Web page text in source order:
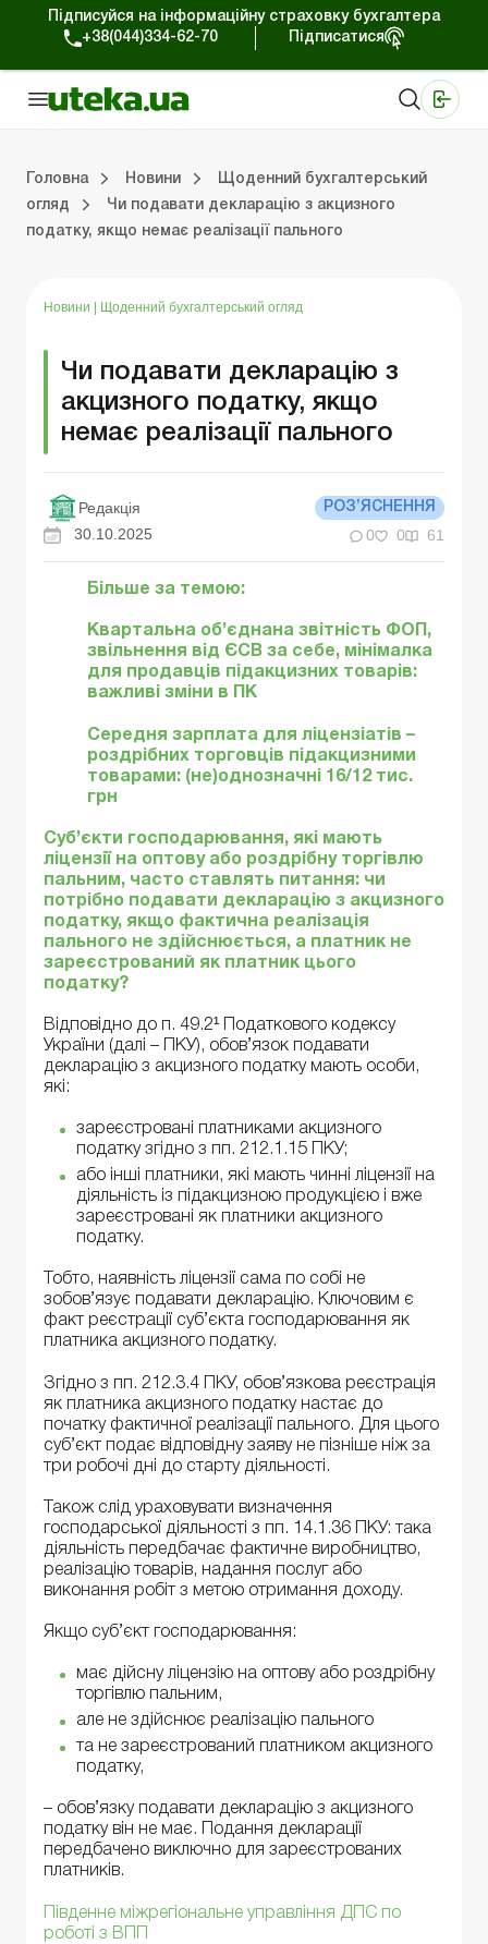
Підписуйся на інформаційну страховку бухгалтера
+38(044)334-62-70
Підписатися
Головна Новини
Щоденний бухгалтерський
огляд
Чи подавати декларацію з акцизного
податку, якщо немає реалізації пального
Новини Щоденний бухгалтерський огляд
Чи подавати декларацію з
акцизного податку, якщо
немає реалізації пального
Редакція РОЗ’ЯСНЕННЯ
30.10.2025 0 0 61
Більше за темою:
Квартальна об’єднана звітність ФОП,
звільнення від ЄСВ за себе, мінімалка
для продавців підакцизних товарів:
важливі зміни в ПК
Середня зарплата для ліцензіатів –
роздрібних торговців підакцизними
товарами: (не)однозначні 16/12 тис.
грн
Суб’єкти господарювання, які мають
ліцензії на оптову або роздрібну торгівлю
пальним, часто ставлять питання: чи
потрібно подавати декларацію з акцизного
податку, якщо фактична реалізація
пального не здійснюється, а платник не
зареєстрований як платник цього
податку?
Відповідно до п. 49.2¹ Податкового кодексу
України (далі – ПКУ), обов’язок подавати
декларацію з акцизного податку мають особи,
які:
зареєстровані платниками акцизного
податку згідно з пп. 212.1.15 ПКУ;
або інші платники, які мають чинні ліцензії на
діяльність із підакцизною продукцією і вже
зареєстровані як платники акцизного
податку.
Тобто, наявність ліцензії сама по собі не
зобов’язує подавати декларацію. Ключовим є
факт реєстрації суб’єкта господарювання як
платника акцизного податку.
Згідно з пп. 212.3.4 ПКУ, обов’язкова реєстрація
як платника акцизного податку настає до
початку фактичної реалізації пального. Для цього
суб’єкт подає відповідну заяву не пізніше ніж за
три робочі дні до старту діяльності.
Також слід ураховувати визначення
господарської діяльності з пп. 14.1.36 ПКУ: така
діяльність передбачає фактичне виробництво,
реалізацію товарів, надання послуг або
виконання робіт з метою отримання доходу.
Якщо суб’єкт господарювання:
має дійсну ліцензію на оптову або роздрібну
торгівлю пальним,
але не здійснює реалізацію пального
та не зареєстрований платником акцизного
податку,
– обов’язку подавати декларацію з акцизного
податку він не має. Подання декларації
передбачено виключно для зареєстрованих
платників.
Південне міжрегіональне управління ДПС по
роботі з ВПП